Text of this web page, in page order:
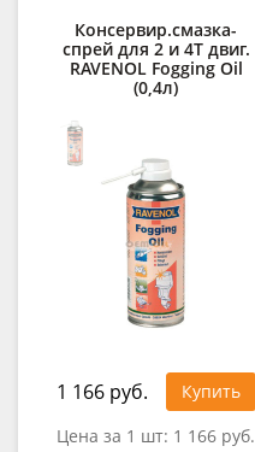
Консервир.смазка-
спрей для 2 и 4Т двиг.
RAVENOL Fogging Oil
(0,4л)
1 166 руб.
Купить
Цена за 1 шт: 1 166 руб.